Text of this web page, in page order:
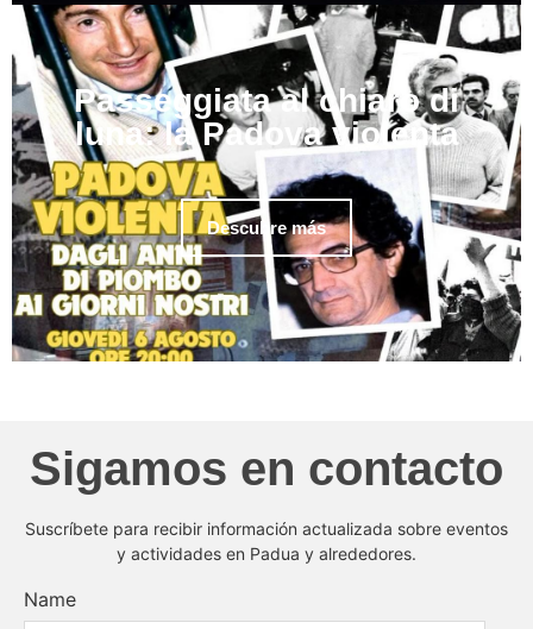
Passeggiata al chiaro di
luna: la Padova violenta
Descubre más
Sigamos en contacto
Suscríbete para recibir información actualizada sobre eventos
y actividades en Padua y alrededores.
Name